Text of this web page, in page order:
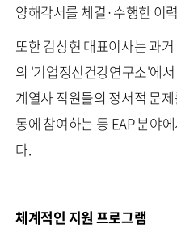
양해각서를 체결·수행한 이
또한 김상현 대표이사는 과
의 '기업정신건강연구소'에
계열사 직원들의 정서적 문
동에 참여하는 등 EAP 분야
다.
체계적인 지원 프로그램